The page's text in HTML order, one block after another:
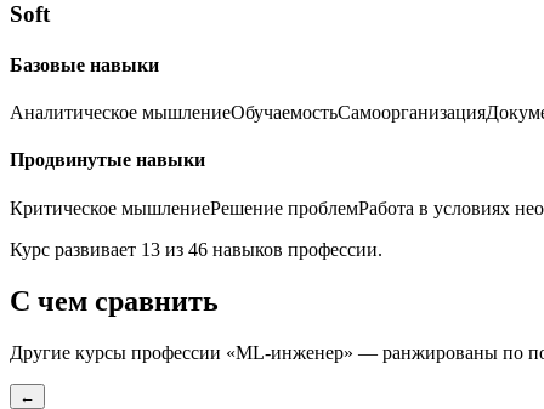
Soft
Базовые навыки
Аналитическое мышлениеОбучаемостьСамоорганизация
Продвинутые навыки
Критическое мышлениеРешение проблемРабота в условиях
Курс развивает 13 из 46 навыков профессии.
С чем сравнить
Другие курсы профессии «ML-инженер» — ранжированы по
←